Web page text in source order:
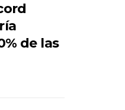
de las